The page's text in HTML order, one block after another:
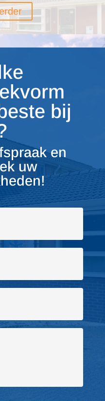
bij
en
uw